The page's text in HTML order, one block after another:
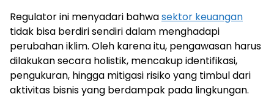
Regulator ini menyadari bahwasektor keuangan
tidak bisa berdiri sendiri dalam menghadapi
perubahan iklim. Oleh karena itu, pengawasan harus
dilakukan secara holistik, mencakup identifikasi,
pengukuran, hingga mitigasi risiko yang timbul dari
aktivitas bisnis yang berdampak pada lingkungan.